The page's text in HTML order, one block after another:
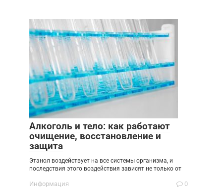
Алкоголь и тело: как работают
очищение, восстановление и
защита
Этанол воздействует на все системы организма, и
последствия этого воздействия зависят не только от
Информация 0